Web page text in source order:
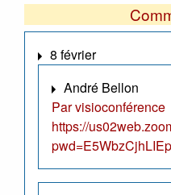
8 février
André Bellon
Par visioconférence
https://